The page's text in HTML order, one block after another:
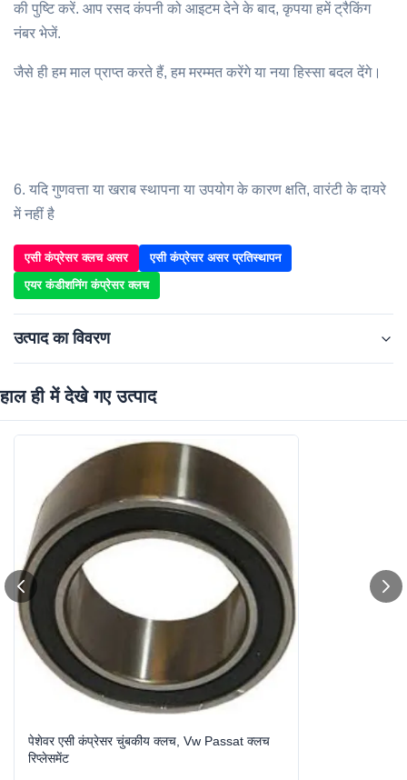
की पुष्टि करें. आप रसद कंपनी को आइटम देने के बाद, कृपया हमें ट्रैकिंग
नंबर भेजें.
जैसे ही हम माल प्राप्त करते हैं, हम मरम्मत करेंगे या नया हिस्सा बदल देंगे।
6. यदि गुणवत्ता या खराब स्थापना या उपयोग के कारण क्षति, वारंटी के दायरे
में नहीं है
एसी कंप्रेसर क्लच असर
एसी कंप्रेसर असर प्रतिस्थापन
एयर कंडीशनिंग कंप्रेसर क्लच
उत्पाद का विवरण
Item No.:
Car Make: For Volkswagen Passat B5
Type:
High Light: एसी कंप्रेसर क्लच असर एसी कंप्रेसर असर प्रतिस्थापन
हाल ही में देखे गए उत्पाद
पेशेवर एसी कंप्रेसर चुंबकीय क्लच, Vw Passat क्लच
रिप्लेसमेंट